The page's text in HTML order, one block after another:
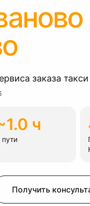
заказа
ч
пути
Получить